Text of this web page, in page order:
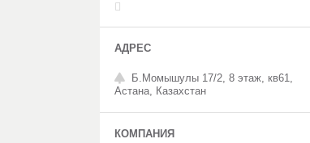
Б.Момышулы 17/2, 8 этаж, кв61,
Астана, Казахстан